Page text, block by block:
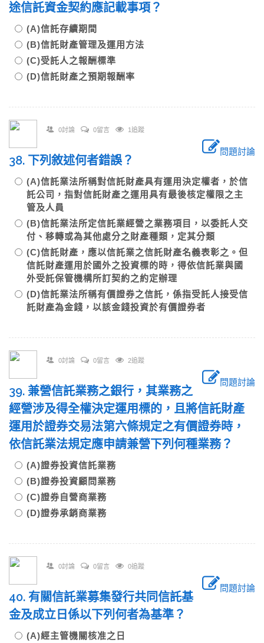
途信託資金契約應記載事項？
(A)信託存續期間
(B)信託財產管理及運用方法
(C)受託人之報酬標準
(D)信託財產之預期報酬率
0討論 0留言 1追蹤
問題討論
38. 下列敘述何者錯誤？
(A)信託業法所稱對信託財產具有運用決定權者，於信
託公司，指對信託財產之運用具有最後核定權限之主
管及人員
(B)信託業法所定信託業經營之業務項目，以委託人交
付、移轉或為其他處分之財產種類，定其分類
(C)信託財產，應以信託業之信託財產名義表彰之。但
信託財產運用於國外之投資標的時，得依信託業與國
外受託保管機構所訂契約之約定辦理
(D)信託業法所稱有價證券之信託，係指受託人接受信
託財產為金錢，以該金錢投資於有價證券者
0討論 0留言 2追蹤
問題討論
39. 兼營信託業務之銀行，其業務之
經營涉及得全權決定運用標的，且將信託財產
運用於證券交易法第六條規定之有價證券時，
依信託業法規定應申請兼營下列何種業務？
(A)證券投資信託業務
(B)證券投資顧問業務
(C)證券自營商業務
(D)證券承銷商業務
0討論 0留言 0追蹤
問題討論
40. 有關信託業募集發行共同信託基
金及成立日係以下列何者為基準？
(A)經主管機關核准之日